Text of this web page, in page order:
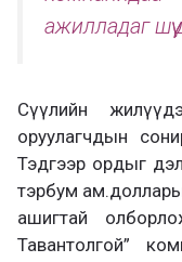
ажилладаг шүү
Сүүлийн
оруулагчдын
Тэдгээр ордыг
тэрбум ам.долларын
ашигтай
Тавантолгой”